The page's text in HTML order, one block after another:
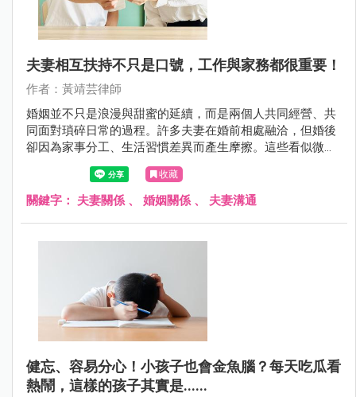
夫妻相互扶持不只是口號，工作與家務都很重要！
作者：黃靖芸律師
婚姻並不只是浪漫與甜蜜的延續，而是兩個人共同經營、共
同面對瑣碎日常的過程。許多夫妻在婚前相處融洽，但婚後
卻因為家事分工、生活習慣差異而產生摩擦。這些看似微不
足道的小事，往往才是影響婚姻穩定的關鍵。
收藏
關鍵字： 夫妻關係 、 婚姻關係 、 夫妻溝通
健忘、容易分心！小孩子也會金魚腦？每天吃瓜看
熱鬧，這樣的孩子其實是......